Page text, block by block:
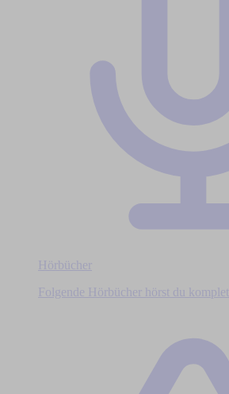
Hörbücher
Folgende Hörbücher hörst du